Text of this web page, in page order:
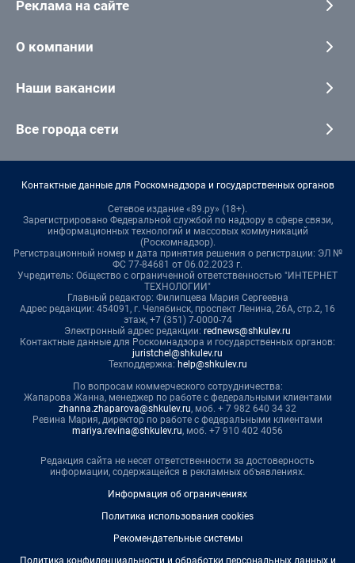
Реклама на сайте
О компании
Наши вакансии
Все города сети
Контактные данные для Роскомнадзора и государственных органов
Сетевое издание «89.ру» (18+).
Зарегистрировано Федеральной службой по надзору в сфере связи,
информационных технологий и массовых коммуникаций
(Роскомнадзор).
Регистрационный номер и дата принятия решения о регистрации: ЭЛ №
ФС 77-84681 от 06.02.2023 г.
Учредитель: Общество с ограниченной ответственностью "ИНТЕРНЕТ
ТЕХНОЛОГИИ"
Главный редактор: Филипцева Мария Сергеевна
Адрес редакции: 454091, г. Челябинск, проспект Ленина, 26А, стр.2, 16
этаж, +7 (351) 7-0000-74
Электронный адрес редакции: rednews@shkulev.ru
Контактные данные для Роскомнадзора и государственных органов:
juristchel@shkulev.ru
Техподдержка: help@shkulev.ru
По вопросам коммерческого сотрудничества:
Жапарова Жанна, менеджер по работе с федеральными клиентами
zhanna.zhaparova@shkulev.ru, моб. + 7 982 640 34 32
Ревина Мария, директор по работе с федеральными клиентами
mariya.revina@shkulev.ru, моб. +7 910 402 4056
Редакция сайта не несет ответственности за достоверность
информации, содержащейся в рекламных объявлениях.
Информация об ограничениях
Политика использования cookies
Рекомендательные системы